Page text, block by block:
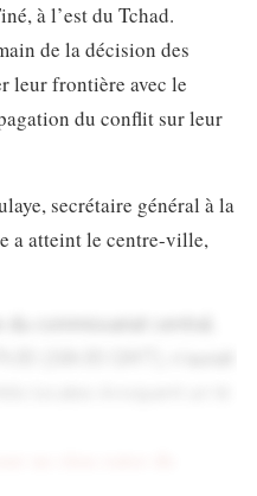
à l’est du Tchad.
de la décision des
leur frontière avec le
du conflit sur leur
secrétaire général à la
a atteint le centre-ville,